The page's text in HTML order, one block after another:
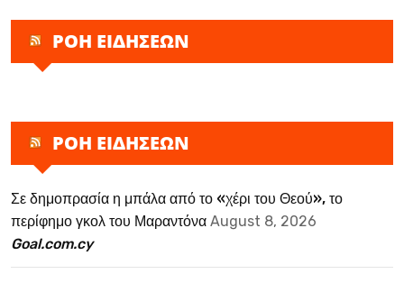
ΡΟΗ ΕΙΔΗΣΕΩΝ
ΡΟΗ ΕΙΔΗΣΕΩΝ
Σε δημοπρασία η μπάλα από το «χέρι του Θεού», το
περίφημο γκολ του Μαραντόνα August 8, 2026
Goal.com.cy